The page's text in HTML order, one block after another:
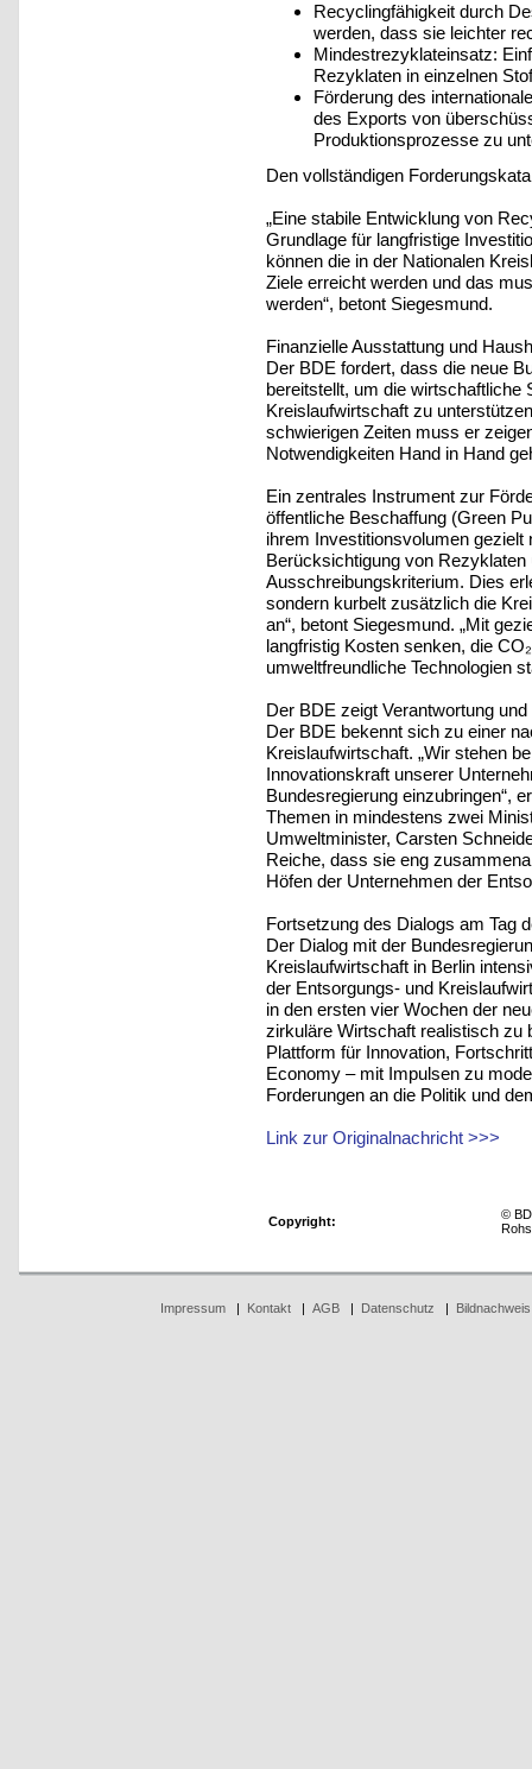
Recyclingfähigkeit durch
werden, dass sie leichter
Mindestrezyklateinsatz:
Rezyklaten in einzelnen
Förderung des
des Exports von
Produktionsprozesse zu
Den vollständigen
„Eine stabile Entwicklung von
Grundlage für langfristige
können die in der Nationalen
Ziele erreicht werden und das
werden“, betont Siegesmund.
Finanzielle Ausstattung und
Der BDE fordert, dass die neue
bereitstellt, um die wirtschaftliche
Kreislaufwirtschaft zu
schwierigen Zeiten muss er
Notwendigkeiten Hand in Hand
Ein zentrales Instrument zur
öffentliche Beschaffung (Green
ihrem Investitionsvolumen
Berücksichtigung von
Ausschreibungskriterium. Dies
sondern kurbelt zusätzlich die
an“, betont Siegesmund. „Mit
langfristig Kosten senken, die
umweltfreundliche Technologien
Der BDE zeigt Verantwortung
Der BDE bekennt sich zu einer
Kreislaufwirtschaft. „Wir stehen
Innovationskraft unserer
Bundesregierung einzubringen“,
Themen in mindestens zwei
Umweltminister, Carsten
Reiche, dass sie eng
Höfen der Unternehmen der
Fortsetzung des Dialogs am Tag
Der Dialog mit der
Kreislaufwirtschaft in Berlin
der Entsorgungs- und
in den ersten vier Wochen der
zirkuläre Wirtschaft realistisch zu
Plattform für Innovation,
Economy – mit Impulsen zu
Forderungen an die Politik und
Link zur Originalnachricht >>>
Copyright:
©
Impressum| Kontakt| AGB| Datenschutz | Bildnachweis